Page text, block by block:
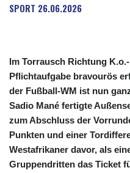
SPORT 26.06.2026
Im Torrausch Richtung
Pflichtaufgabe bravourös
der Fußball-WM ist nun
Sadio Mané fertigte
zum Abschluss der
Punkten und einer
Westafrikaner davor, als
Gruppendritten das Ticket